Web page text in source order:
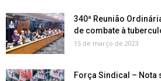
340ª Reunião
de combate à
15 de março de 2023
Força Sindical – Nota